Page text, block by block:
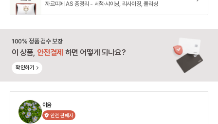
까르띠에 AS 총정리 - 세척·샤이닝, 리사이징, 폴리싱
100% 정품 검수 보장
이 상품, 안전결제 하면 어떻게 되나요?
확인하기
이윰
안전 판매자